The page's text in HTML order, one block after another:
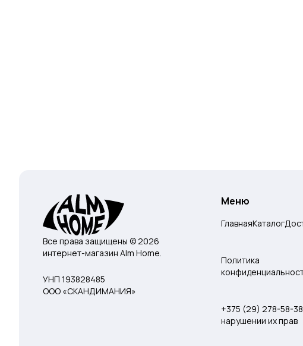
Все права защищены © 2026
интернет-магазин Alm Home.
УНП 193828485
ООО «СКАНДИМАНИЯ»
Меню
ГлавнаяКаталог
Политика
+375 (29) 278-58-
нарушении их прав